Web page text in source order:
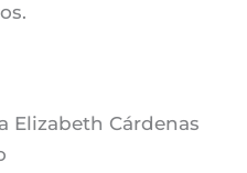
Elizabeth Cárdenas